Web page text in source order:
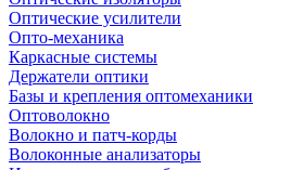
Оптические усилители
Опто-механика
Каркасные системы
Держатели оптики
Базы и крепления оптомеханики
Оптоволокно
Волокно и патч-корды
Волоконные анализаторы